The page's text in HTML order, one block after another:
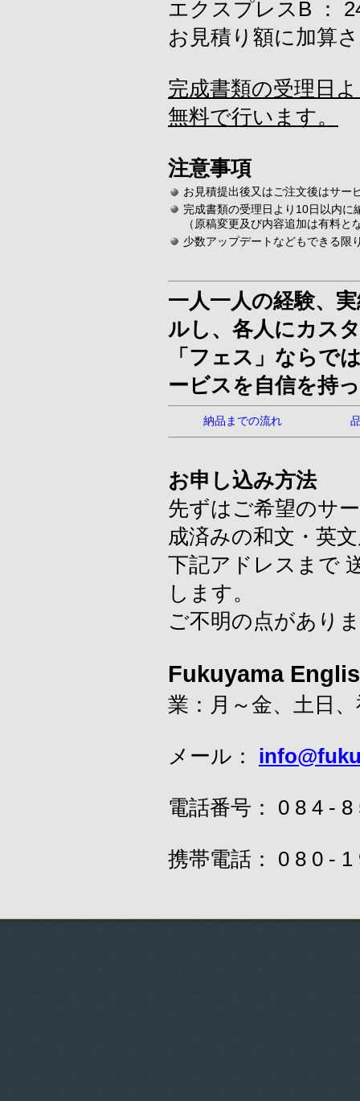
エクスプレスB ：
お見積り額に加算
完成書類の受理日
無料で行います。
注意事項
お見積提出後又はご注文後はサー
完成書類の受理日より10日以内に
（原稿変更及び内容追加は有料と
少数アップデートなどもできる限
一人一人の経験、
ルし、各人にカス
「フェス」ならで
ービスを自信を持
納品までの流れ
お申し込み方法
先ずはご希望のサ
成済みの和文・英
下記アドレスまで
します。
ご不明の点があり
Fukuyama
業：月～金、土日
メール：
電話番号： 0 8 4 -
携帯電話： 0 8 0 - 1